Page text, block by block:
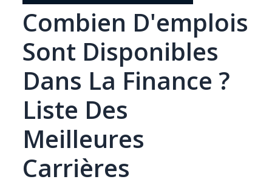
Combien D'emplois
Sont Disponibles
Dans La Finance ?
Liste Des
Meilleures
Carrières